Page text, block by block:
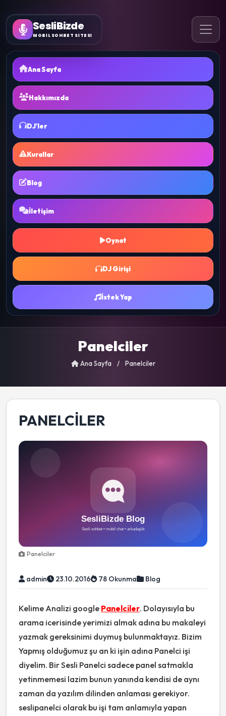
SesliBizde
MOBİL SOHBET SİTESİ
Ana Sayfa
Hakkımızda
DJ'ler
Kurallar
Blog
İletişim
Oynat
DJ Girişi
İstek Yap
Panelciler
Ana Sayfa / Panelciler
PANELCILER
Panelciler
admin 23.10.2016 78 Okunma Blog
Kelime Analizi google Panelciler. Dolayısıyla bu
arama icerisinde yerimizi almak adına bu makaleyi
yazmak gereksinimi duymuş bulunmaktayız. Bizim
Yapmış olduğumuz şu an ki işin adına Panelci işi
diyelim. Bir Sesli Panelci sadece panel satmakla
yetinmemesi lazim bunun yanında kendisi de aynı
zaman da yazılım dilinden anlaması gerekiyor.
seslipanelci olarak bu işi tam anlamıyla yapan